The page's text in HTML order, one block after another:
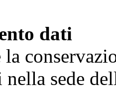
dati
la
nella sede